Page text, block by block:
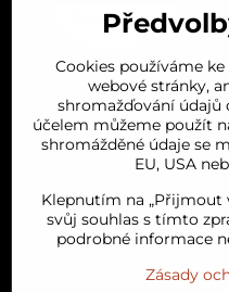
Orient House
Arganový olej
Oblíbené
Cookies používáme
webové stránky,
shromažďování
účelem můžeme použít
shromážděné údaje se
EU, USA
Klepnutím na „Přijmout
svůj souhlas s tímto
podrobné informace
Zásady